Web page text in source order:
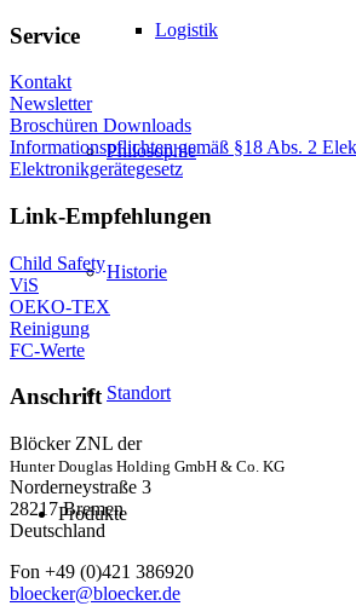
Logistik
Philosophie
Historie
Standort
Produkte
Service
Kontakt
Newsletter
Broschüren Downloads
Informationspflichten gemäß §18 Abs. 2
Elektronikgerätegesetz
Link-Empfehlungen
Child Safety
ViS
OEKO-TEX
Reinigung
FC-Werte
Anschrift
Blöcker ZNL der
Hunter Douglas Holding GmbH & Co. KG
Norderneystraße 3
28217 Bremen
Deutschland
Fon +49 (0)421 386920
bloecker@bloecker.de